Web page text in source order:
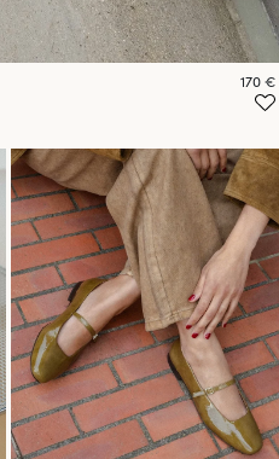
Prix
170 €